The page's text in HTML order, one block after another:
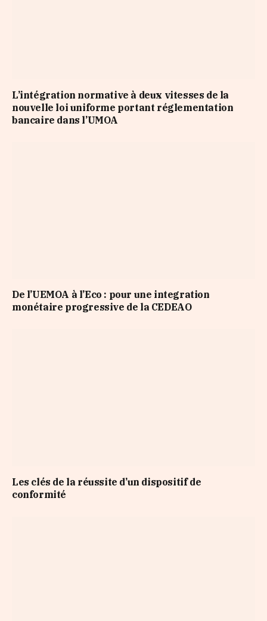
L’intégration normative à deux vitesses de la
nouvelle loi uniforme portant réglementation
bancaire dans l’UMOA
De l’UEMOA à l’Eco : pour une integration
monétaire progressive de la CEDEAO
Les clés de la réussite d’un dispositif de
conformité